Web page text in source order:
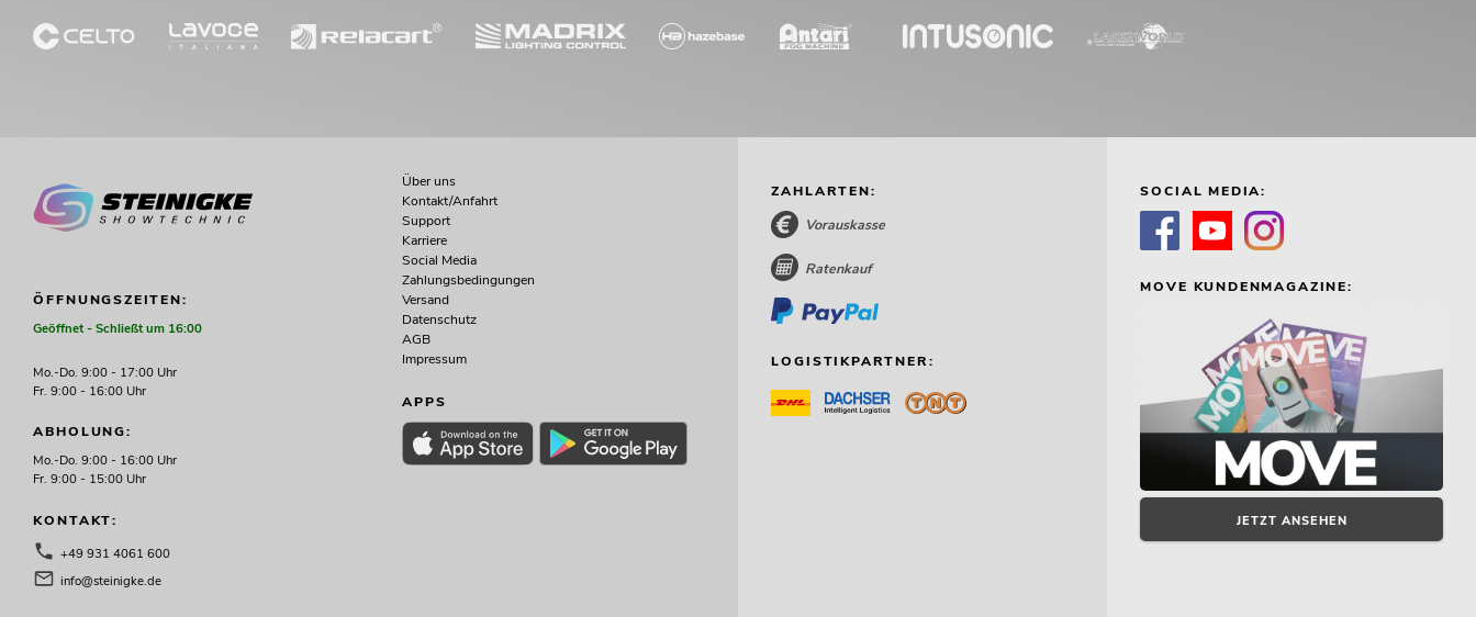
ÖFFNUNGSZEITEN:
Geöffnet - Schließt um 16:00
Mo.-Do. 9:00 - 17:00 Uhr
Fr. 9:00 - 16:00 Uhr
ABHOLUNG:
Mo.-Do. 9:00 - 16:00 Uhr
Fr. 9:00 - 15:00 Uhr
KONTAKT:
+49 931 4061 600
info@steinigke.de
Über uns
Kontakt/Anfahrt
Support
Karriere
Social Media
Zahlungsbedingungen
Versand
Datenschutz
AGB
Impressum
APPS
ZAHLARTEN:
Vorauskasse
Ratenkauf
LOGISTIKPARTNER:
SOCIAL MEDIA:
MOVE KUNDENMAGAZINE:
JETZT ANSEHEN